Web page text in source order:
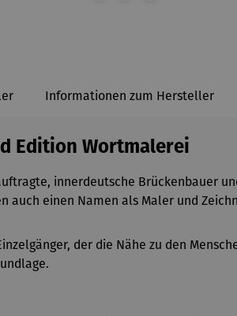
Informationen zum Hersteller
Edition Wortmalerei
innerdeutsche Brückenbauer
auch einen Namen als Maler und
der die Nähe zu den